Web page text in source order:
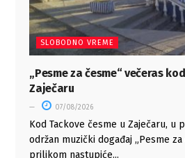
SLOBODNO VREME
„Pesme za česme“ večeras
Zaječaru
07/08/2026
Kod Tackove česme u Zaječaru, u
održan muzički događaj „Pesme za
prilikom nastupiće...